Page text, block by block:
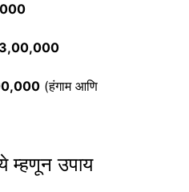
(हंगाम आणि
म्हणून उपाय